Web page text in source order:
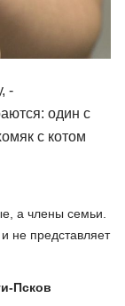
-
один с
с котом
а члены семьи.
не представляет
Псков